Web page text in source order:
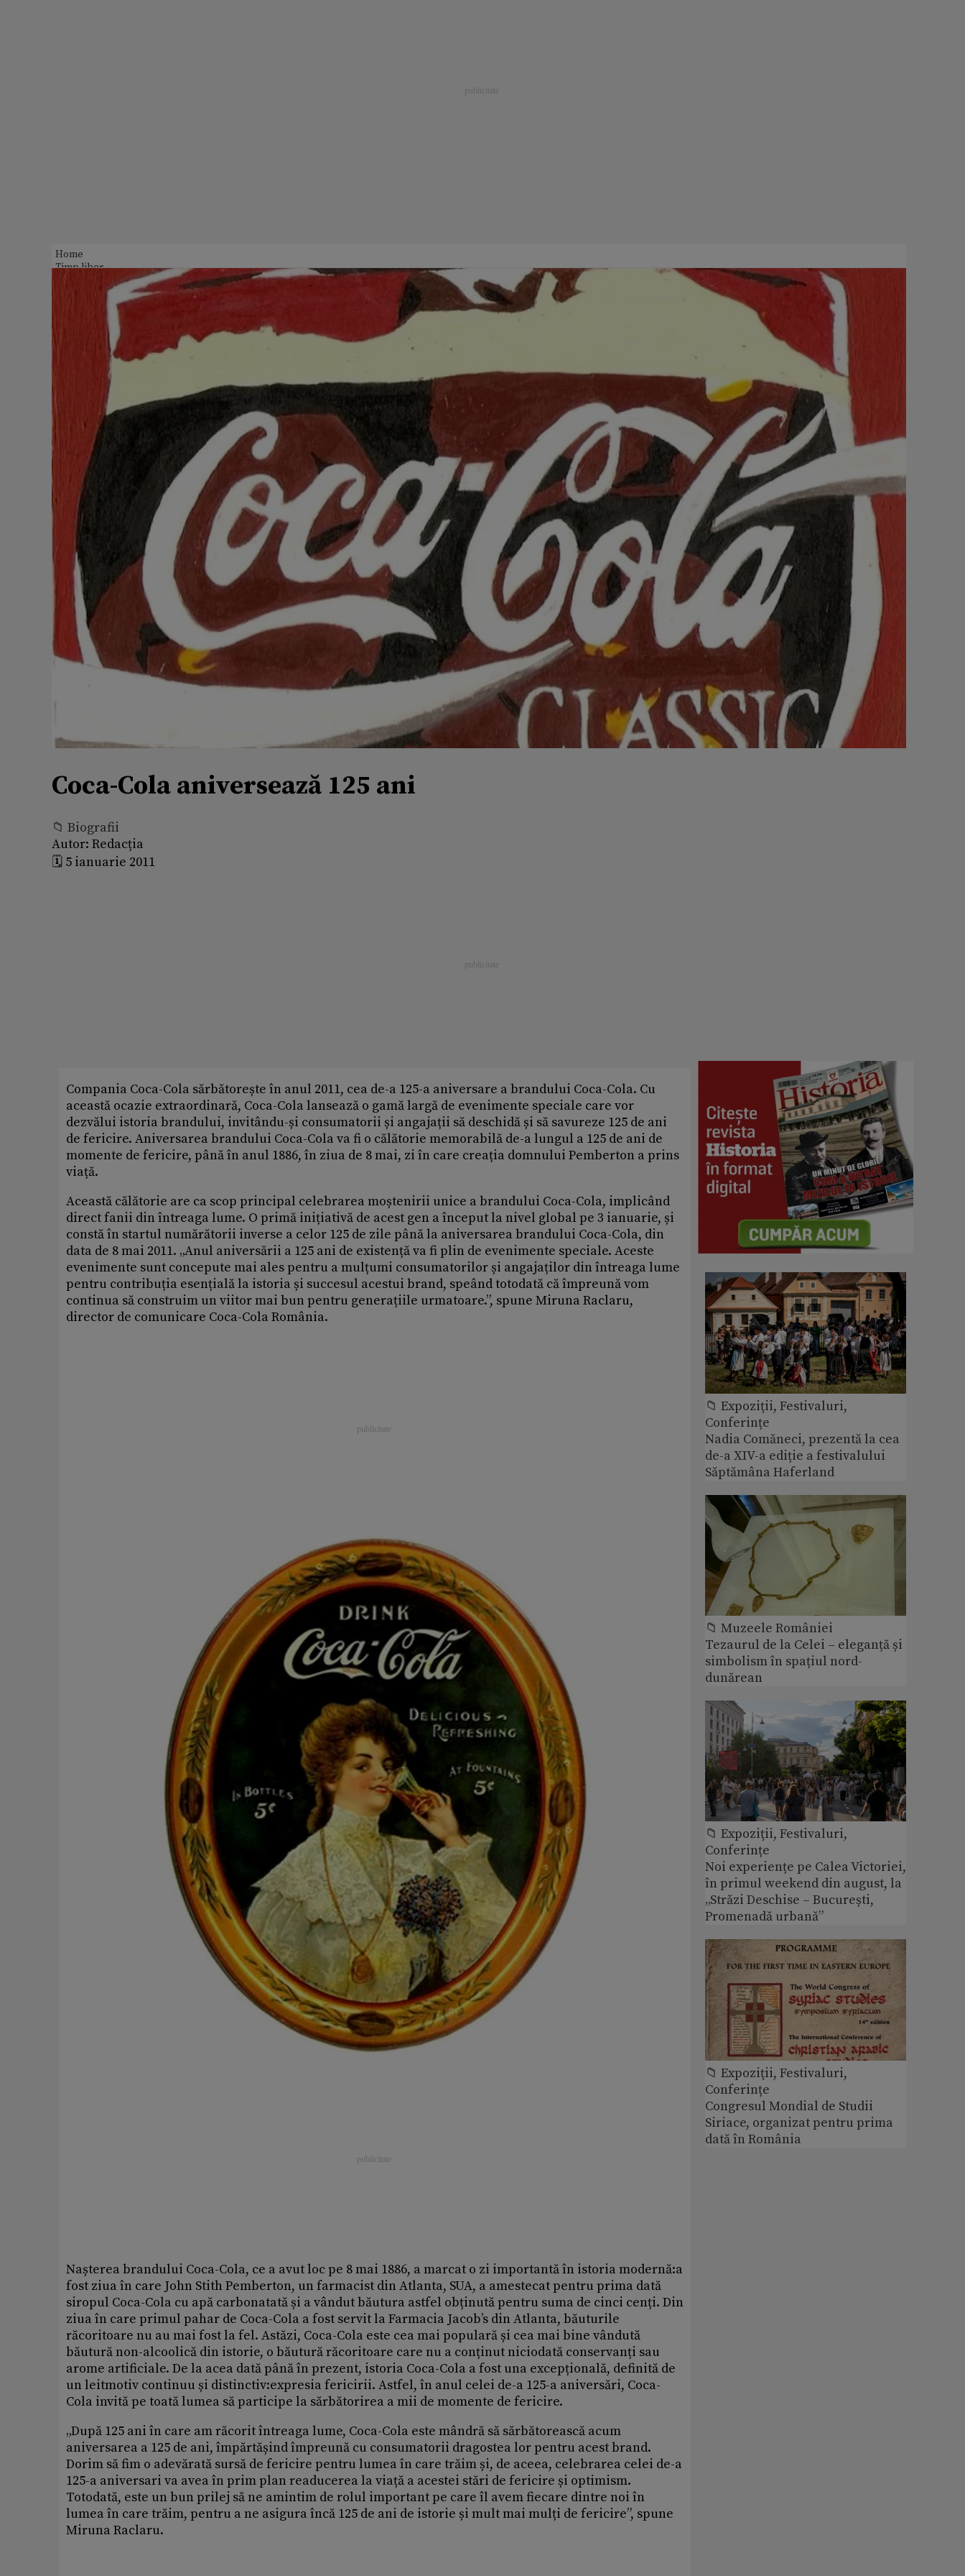
Home
Timp liber
Coca-Cola aniversează 125 ani
📁 Biografii
Autor: Redacția
🗓️ 5 ianuarie 2011
Compania Coca-Cola sărbătorește în anul 2011, cea de-a 125-a aniversare a brandului Coca-Cola. Cu
această ocazie extraordinară, Coca-Cola lansează o gamă largă de evenimente speciale care vor
dezvălui istoria brandului, invitându-și consumatorii și angajații să deschidă și să savureze 125 de ani
de fericire. Aniversarea brandului Coca-Cola va fi o călătorie memorabilă de-a lungul a 125 de ani de
momente de fericire, până în anul 1886, în ziua de 8 mai, zi în care creația domnului Pemberton a prins
viață.
Această călătorie are ca scop principal celebrarea moștenirii unice a brandului Coca-Cola, implicând
direct fanii din întreaga lume. O primă inițiativă de acest gen a început la nivel global pe 3 ianuarie, și
constă în startul numărătorii inverse a celor 125 de zile până la aniversarea brandului Coca-Cola, din
data de 8 mai 2011. „Anul aniversării a 125 ani de existență va fi plin de evenimente speciale. Aceste
evenimente sunt concepute mai ales pentru a mulțumi consumatorilor și angajaților din întreaga lume
pentru contribuția esențială la istoria și succesul acestui brand, speând totodată că împreună vom
continua să construim un viitor mai bun pentru generațiile urmatoare.”, spune Miruna Raclaru,
director de comunicare Coca-Cola România.
Nașterea brandului Coca-Cola, ce a avut loc pe 8 mai 1886, a marcat o zi importantă în istoria modernă:a
fost ziua în care John Stith Pemberton, un farmacist din Atlanta, SUA, a amestecat pentru prima dată
siropul Coca-Cola cu apă carbonatată și a vândut băutura astfel obținută pentru suma de cinci cenți. Din
ziua în care primul pahar de Coca-Cola a fost servit la Farmacia Jacob’s din Atlanta, băuturile
răcoritoare nu au mai fost la fel. Astăzi, Coca-Cola este cea mai populară și cea mai bine vândută
băutură non-alcoolică din istorie, o băutură răcoritoare care nu a conținut niciodată conservanți sau
arome artificiale. De la acea dată până în prezent, istoria Coca-Cola a fost una excepțională, definită de
un leitmotiv continuu și distinctiv:expresia fericirii. Astfel, în anul celei de-a 125-a aniversări, Coca-
Cola invită pe toată lumea să participe la sărbătorirea a mii de momente de fericire.
„După 125 ani în care am răcorit întreaga lume, Coca-Cola este mândră să sărbătorească acum
aniversarea a 125 de ani, împărtășind împreună cu consumatorii dragostea lor pentru acest brand.
Dorim să fim o adevărată sursă de fericire pentru lumea în care trăim și, de aceea, celebrarea celei de-a
125-a aniversari va avea în prim plan readucerea la viață a acestei stări de fericire și optimism.
Totodată, este un bun prilej să ne amintim de rolul important pe care îl avem fiecare dintre noi în
lumea în care trăim, pentru a ne asigura încă 125 de ani de istorie și mult mai mulți de fericire”, spune
Miruna Raclaru.
📁 Expoziţii, Festivaluri,
Conferințe
Nadia Comăneci, prezentă la cea
de-a XIV-a ediție a festivalului
Săptămâna Haferland
📁 Muzeele României
Tezaurul de la Celei – eleganță și
simbolism în spațiul nord-
dunărean
📁 Expoziţii, Festivaluri,
Conferințe
Noi experiențe pe Calea Victoriei,
în primul weekend din august, la
„Străzi Deschise – București,
Promenadă urbană”
📁 Expoziţii, Festivaluri,
Conferințe
Congresul Mondial de Studii
Siriace, organizat pentru prima
dată în România